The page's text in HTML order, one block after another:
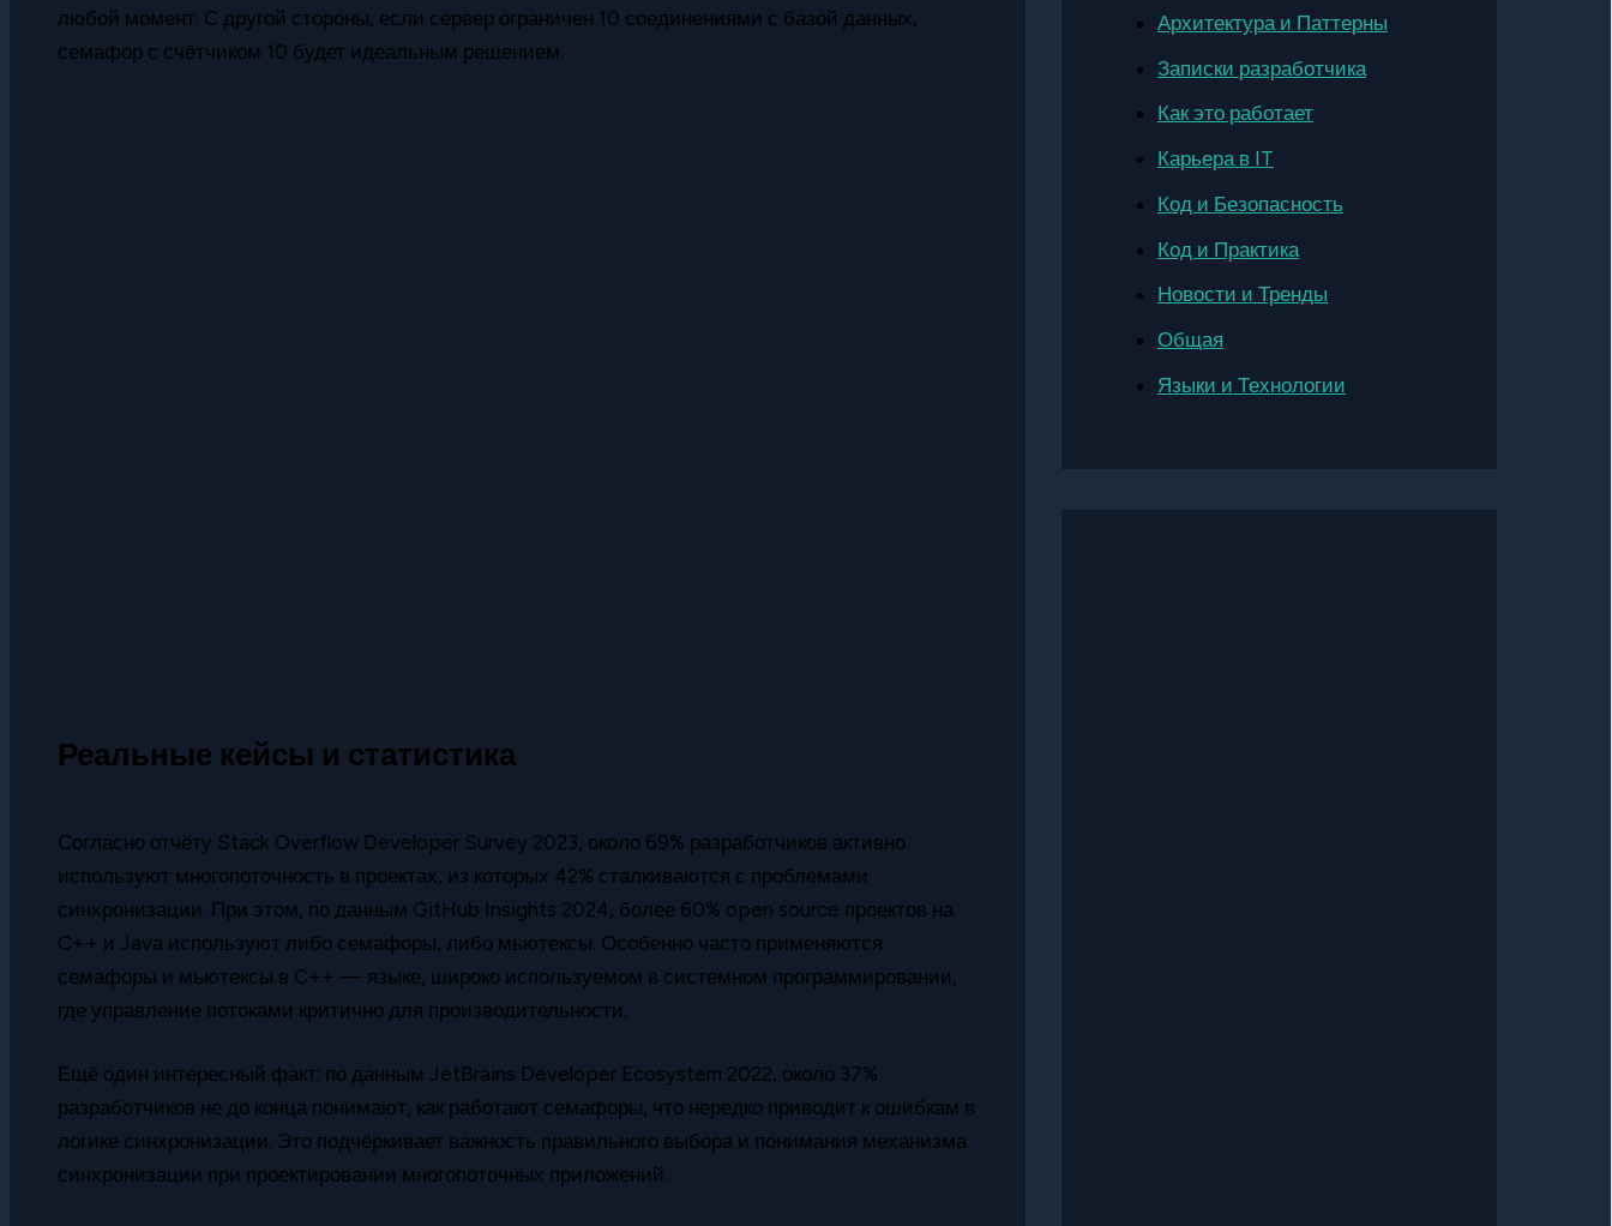
любой момент. С другой стороны, если сервер ограничен 10 соединениями с базой данных,
семафор с счётчиком 10 будет идеальным решением.
Реальные кейсы и статистика
Согласно отчёту Stack Overflow Developer Survey 2023, около 69% разработчиков активно
используют многопоточность в проектах, из которых 42% сталкиваются с проблемами
синхронизации. При этом, по данным GitHub Insights 2024, более 60% open source проектов на
C++ и Java используют либо семафоры, либо мьютексы. Особенно часто применяются
семафоры и мьютексы в C++ — языке, широко используемом в системном программировании,
где управление потоками критично для производительности.
Ещё один интересный факт: по данным JetBrains Developer Ecosystem 2022, около 37%
разработчиков не до конца понимают, как работают семафоры, что нередко приводит к ошибкам в
логике синхронизации. Это подчёркивает важность правильного выбора и понимания механизма
синхронизации при проектировании многопоточных приложений.
Архитектура и Паттерны
Записки разработчика
Как это работает
Карьера в IT
Код и Безопасность
Код и Практика
Новости и Тренды
Общая
Языки и Технологии